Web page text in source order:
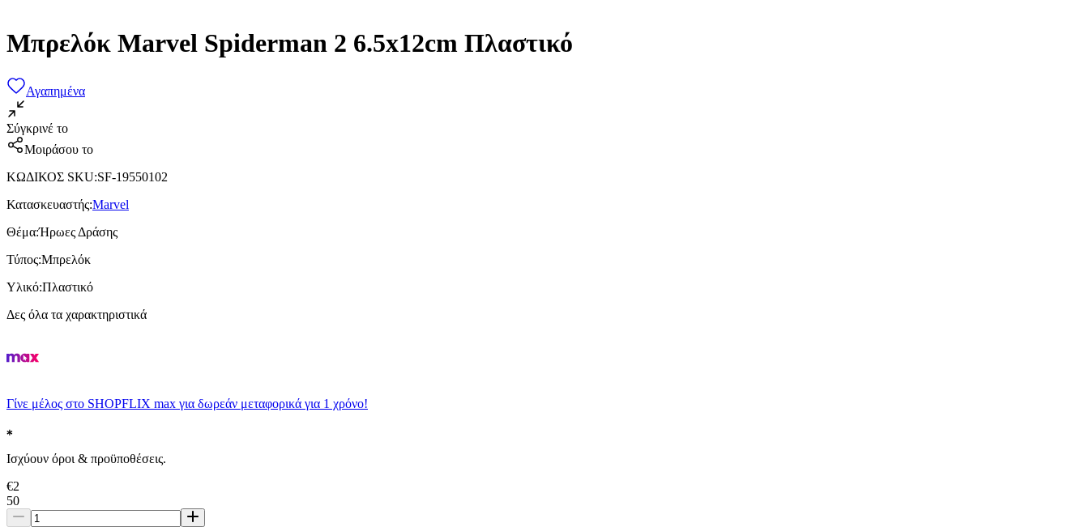
Μπρελόκ Marvel Spiderman 2 6.5x12cm Πλαστικό
Αγαπημένα
Σύγκρινέ το
Μοιράσου το
ΚΩΔΙΚΟΣ SKU:SF-19550102
Κατασκευαστής:Marvel
Θέμα:Ήρωες Δράσης
Τύπος:Μπρελόκ
Υλικό:Πλαστικό
Δες όλα τα χαρακτηριστικά
Γίνε μέλος στο SHOPFLIX max για δωρεάν μεταφορικά για 1 χρόνο!
Ισχύουν όροι & προϋποθέσεις.
€2
50